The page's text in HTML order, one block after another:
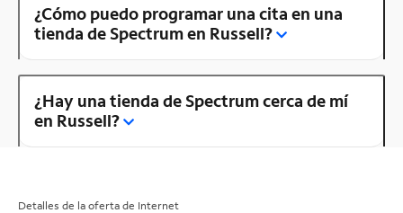
¿Cómo puedo programar una cita en una
tienda de Spectrum en Russell?
¿Hay una tienda de Spectrum cerca de mí
en Russell?
Detalles de la oferta de Internet